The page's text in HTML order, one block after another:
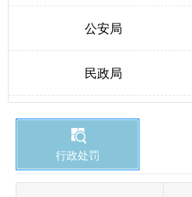
公安局
民政局
人力资源和社会保障局
生态环境局博野分局
行政处罚